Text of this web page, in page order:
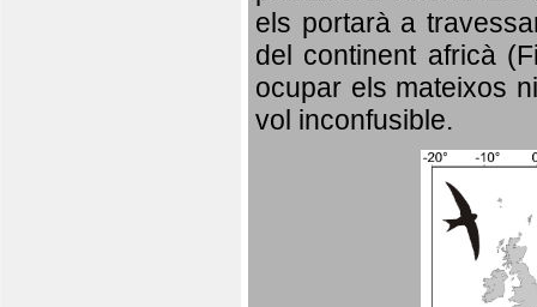
els portarà a
del continent africà
ocupar els mateixos
vol inconfusible.